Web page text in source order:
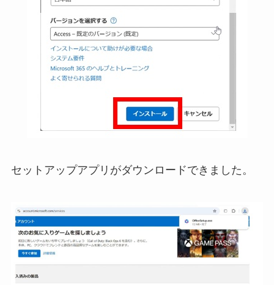
セットアップアプリがダウンロードできました。